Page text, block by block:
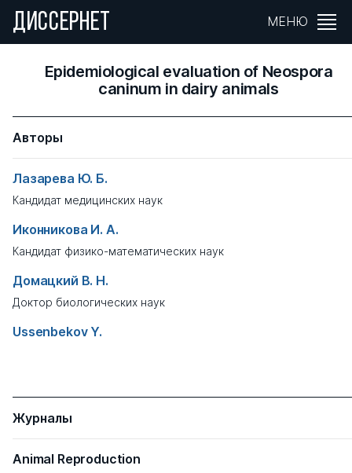
ДИССЕРНЕТ МЕНЮ
Epidemiological evaluation of Neospora
caninum in dairy animals
Авторы
Лазарева Ю. Б.
Кандидат медицинских наук
Иконникова И. А.
Кандидат физико-математических наук
Домацкий В. Н.
Доктор биологических наук
Ussenbekov Y.
Журналы
Animal Reproduction